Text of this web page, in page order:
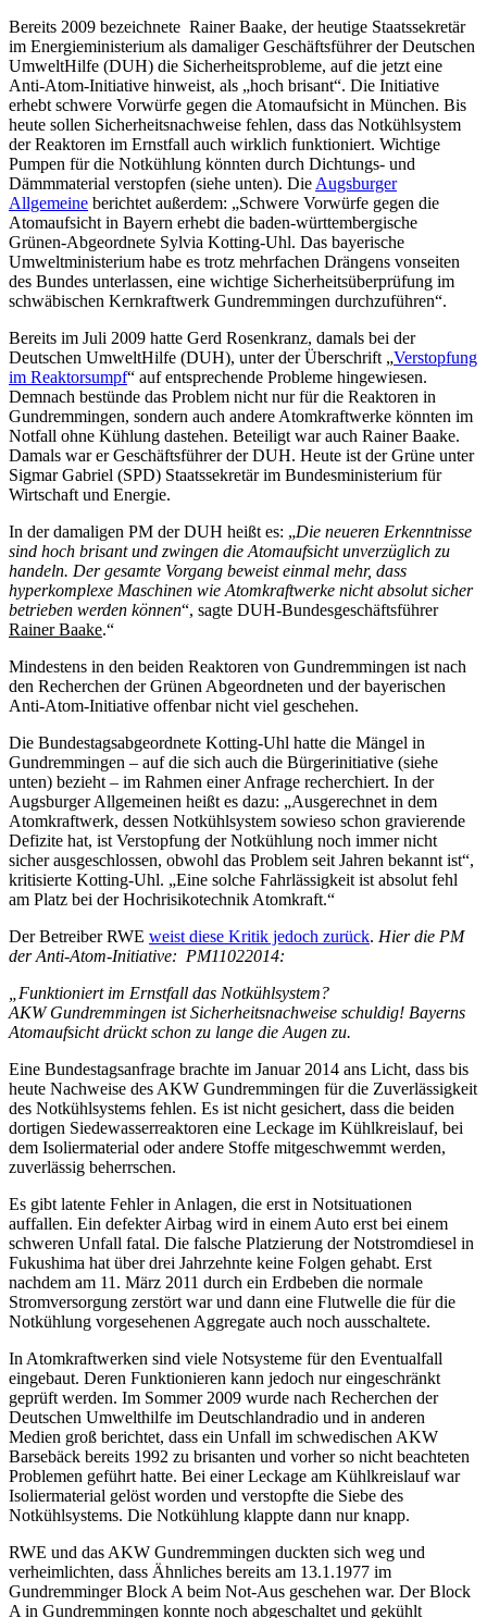
Bereits 2009 bezeichnete Rainer Baake, der heutige Staatssekretär
im Energieministerium als damaliger Geschäftsführer der Deutschen
UmweltHilfe (DUH) die Sicherheitsprobleme, auf die jetzt eine
Anti-Atom-Initiative hinweist, als „hoch brisant“. Die Initiative
erhebt schwere Vorwürfe gegen die Atomaufsicht in München. Bis
heute sollen Sicherheitsnachweise fehlen, dass das Notkühlsystem
der Reaktoren im Ernstfall auch wirklich funktioniert. Wichtige
Pumpen für die Notkühlung könnten durch Dichtungs- und
Dämmmaterial verstopfen (siehe unten). Die Augsburger
Allgemeine berichtet außerdem: „Schwere Vorwürfe gegen die
Atomaufsicht in Bayern erhebt die baden-württembergische
Grünen-Abgeordnete Sylvia Kotting-Uhl. Das bayerische
Umweltministerium habe es trotz mehrfachen Drängens vonseiten
des Bundes unterlassen, eine wichtige Sicherheitsüberprüfung im
schwäbischen Kernkraftwerk Gundremmingen durchzuführen“.
Bereits im Juli 2009 hatte Gerd Rosenkranz, damals bei der
Deutschen UmweltHilfe (DUH), unter der Überschrift „Verstopfung
im Reaktorsumpf“ auf entsprechende Probleme hingewiesen.
Demnach bestünde das Problem nicht nur für die Reaktoren in
Gundremmingen, sondern auch andere Atomkraftwerke könnten im
Notfall ohne Kühlung dastehen. Beteiligt war auch Rainer Baake.
Damals war er Geschäftsführer der DUH. Heute ist der Grüne unter
Sigmar Gabriel (SPD) Staatssekretär im Bundesministerium für
Wirtschaft und Energie.
In der damaligen PM der DUH heißt es: „Die neueren Erkenntnisse
sind hoch brisant und zwingen die Atomaufsicht unverzüglich zu
handeln. Der gesamte Vorgang beweist einmal mehr, dass
hyperkomplexe Maschinen wie Atomkraftwerke nicht absolut sicher
betrieben werden können“, sagte DUH-Bundesgeschäftsführer
Rainer Baake.“
Mindestens in den beiden Reaktoren von Gundremmingen ist nach
den Recherchen der Grünen Abgeordneten und der bayerischen
Anti-Atom-Initiative offenbar nicht viel geschehen.
Die Bundestagsabgeordnete Kotting-Uhl hatte die Mängel in
Gundremmingen – auf die sich auch die Bürgerinitiative (siehe
unten) bezieht – im Rahmen einer Anfrage recherchiert. In der
Augsburger Allgemeinen heißt es dazu: „Ausgerechnet in dem
Atomkraftwerk, dessen Notkühlsystem sowieso schon gravierende
Defizite hat, ist Verstopfung der Notkühlung noch immer nicht
sicher ausgeschlossen, obwohl das Problem seit Jahren bekannt ist“,
kritisierte Kotting-Uhl. „Eine solche Fahrlässigkeit ist absolut fehl
am Platz bei der Hochrisikotechnik Atomkraft.“
Der Betreiber RWE weist diese Kritik jedoch zurück. Hier die PM
der Anti-Atom-Initiative: PM11022014:
„Funktioniert im Ernstfall das Notkühlsystem?
AKW Gundremmingen ist Sicherheitsnachweise schuldig! Bayerns
Atomaufsicht drückt schon zu lange die Augen zu.
Eine Bundestagsanfrage brachte im Januar 2014 ans Licht, dass bis
heute Nachweise des AKW Gundremmingen für die Zuverlässigkeit
des Notkühlsystems fehlen. Es ist nicht gesichert, dass die beiden
dortigen Siedewasserreaktoren eine Leckage im Kühlkreislauf, bei
dem Isoliermaterial oder andere Stoffe mitgeschwemmt werden,
zuverlässig beherrschen.
Es gibt latente Fehler in Anlagen, die erst in Notsituationen
auffallen. Ein defekter Airbag wird in einem Auto erst bei einem
schweren Unfall fatal. Die falsche Platzierung der Notstromdiesel in
Fukushima hat über drei Jahrzehnte keine Folgen gehabt. Erst
nachdem am 11. März 2011 durch ein Erdbeben die normale
Stromversorgung zerstört war und dann eine Flutwelle die für die
Notkühlung vorgesehenen Aggregate auch noch ausschaltete.
In Atomkraftwerken sind viele Notsysteme für den Eventualfall
eingebaut. Deren Funktionieren kann jedoch nur eingeschränkt
geprüft werden. Im Sommer 2009 wurde nach Recherchen der
Deutschen Umwelthilfe im Deutschlandradio und in anderen
Medien groß berichtet, dass ein Unfall im schwedischen AKW
Barsebäck bereits 1992 zu brisanten und vorher so nicht beachteten
Problemen geführt hatte. Bei einer Leckage am Kühlkreislauf war
Isoliermaterial gelöst worden und verstopfte die Siebe des
Notkühlsystems. Die Notkühlung klappte dann nur knapp.
RWE und das AKW Gundremmingen duckten sich weg und
verheimlichten, dass Ähnliches bereits am 13.1.1977 im
Gundremminger Block A beim Not-Aus geschehen war. Der Block
A in Gundremmingen konnte noch abgeschaltet und gekühlt